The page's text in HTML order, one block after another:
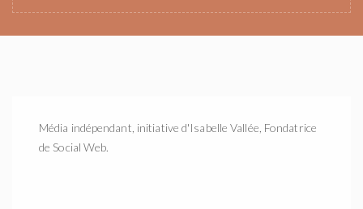
Média indépendant, initiative d'Isabelle Vallée, Fondatrice
de Social Web.